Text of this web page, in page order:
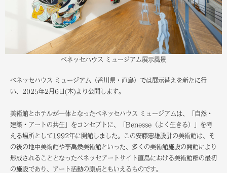
ベネッセハウス ミュージアム展示風景
ベネッセハウス ミュージアム（香川県・直島）では展示替えを新たに行
い、2025年2月6日(木)より公開します。
美術館とホテルが一体となったベネッセハウス ミュージアムは、「自然・
建築・アートの共生」をコンセプトに、「Benesse（よく生きる）」を考
える場所として1992年に開館しました。この安藤忠雄設計の美術館は、そ
の後の地中美術館や李禹煥美術館といった、多くの美術館施設の開館により
形成されることとなったベネッセアートサイト直島における美術館群の最初
の施設であり、アート活動の原点ともいえるものです。